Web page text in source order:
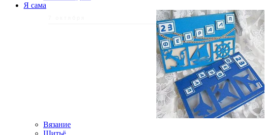
Я сама
Вязание
Шитьё